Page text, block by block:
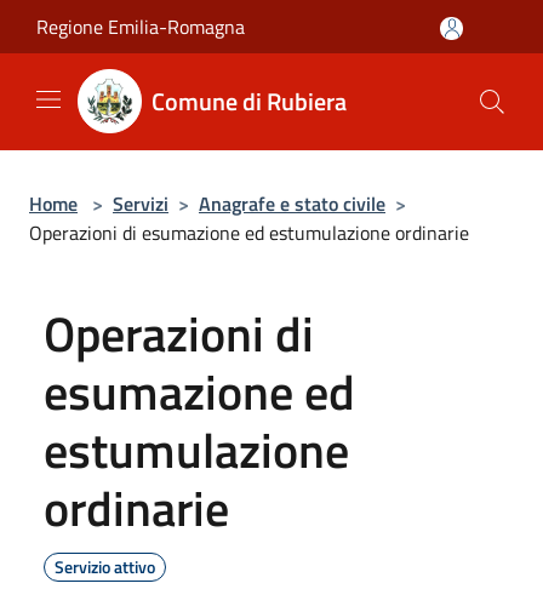
Salta al contenuto principale
Regione Emilia-Romagna
Comune di Rubiera
Home > Servizi > Anagrafe e stato civile >
Operazioni di esumazione ed estumulazione ordinarie
Operazioni di
esumazione ed
estumulazione
ordinarie
Servizio attivo